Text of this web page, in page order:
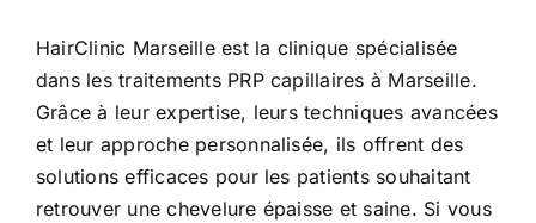
HairClinic Marseille est la clinique spécialisée
dans les traitements PRP capillaires à Marseille.
Grâce à leur expertise, leurs techniques avancées
et leur approche personnalisée, ils offrent des
solutions efficaces pour les patients souhaitant
retrouver une chevelure épaisse et saine. Si vous